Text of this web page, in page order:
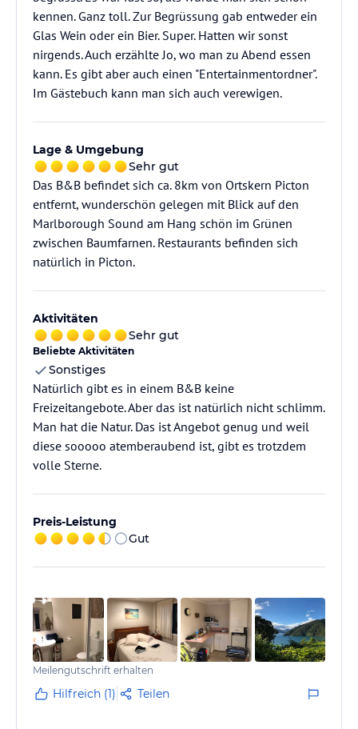
kennen. Ganz toll. Zur Begrüssung gab entweder ein
Glas Wein oder ein Bier. Super. Hatten wir sonst
nirgends. Auch erzählte Jo, wo man zu Abend essen
kann. Es gibt aber auch einen "Entertainmentordner".
Im Gästebuch kann man sich auch verewigen.
Lage & Umgebung
Sehr gut
Das B&B befindet sich ca. 8km von Ortskern Picton
entfernt, wunderschön gelegen mit Blick auf den
Marlborough Sound am Hang schön im Grünen
zwischen Baumfarnen. Restaurants befinden sich
natürlich in Picton.
Aktivitäten
Sehr gut
Beliebte Aktivitäten
Sonstiges
Natürlich gibt es in einem B&B keine
Freizeitangebote. Aber das ist natürlich nicht schlimm.
Man hat die Natur. Das ist Angebot genug und weil
diese sooooo atemberaubend ist, gibt es trotzdem
volle Sterne.
Preis-Leistung
Gut
Meilengutschrift erhalten
Hilfreich (1) Teilen